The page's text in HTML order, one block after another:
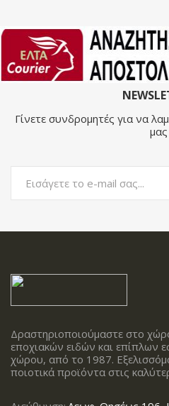
Γίνετε συνδρομητές για να
μας
Δραστηριοποιούμαστε στο
εποχιακών ειδών και επίπλων
χώρου, από το 1987.
ποιοτικά προϊόντα στις